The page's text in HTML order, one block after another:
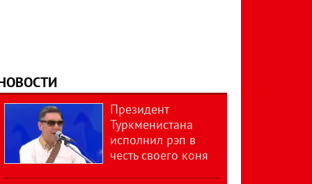
Президент
Туркменистана
исполнил рэп в
честь своего коня